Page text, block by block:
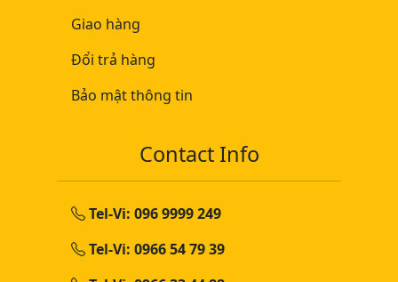
Giao hàng
Đổi trả hàng
Bảo mật thông tin
Contact Info
Tel-Vi: 096 9999 249
Tel-Vi: 0966 54 79 39